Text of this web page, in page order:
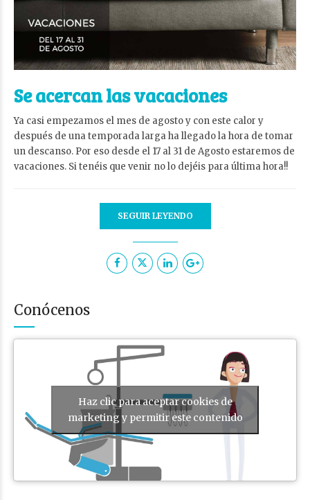
Se acercan las vacaciones
Ya casi empezamos el mes de agosto y con este calor y
después de una temporada larga ha llegado la hora de tomar
un descanso. Por eso desde el 17 al 31 de Agosto estaremos de
vacaciones. Si tenéis que venir no lo dejéis para última hora!!
SEGUIR LEYENDO
Conócenos
Haz clic para aceptar cookies de
marketing y permitir este contenido